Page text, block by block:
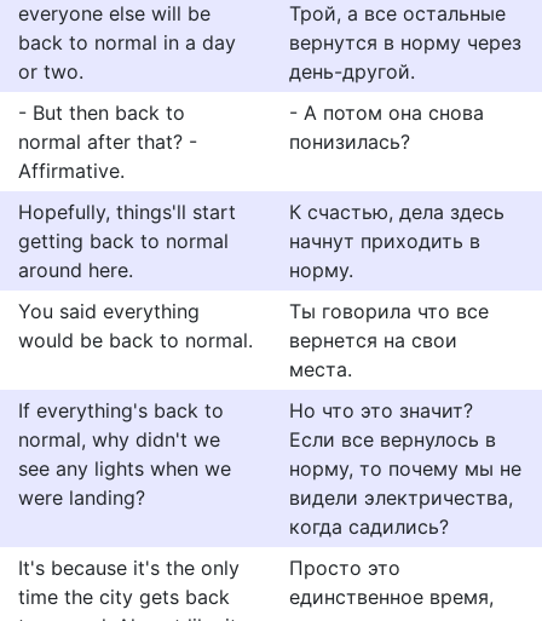
everyone else will be
back to normal in a day
or two.
Трой, а все остальные
вернутся в норму через
день-другой.
- But then back to
normal after that? -
Affirmative.
- А потом она снова
понизилась?
Hopefully, things'll start
getting back to normal
around here.
К счастью, дела здесь
начнут приходить в
норму.
You said everything
would be back to normal.
Ты говорила что все
вернется на свои
места.
If everything's back to
normal, why didn't we
see any lights when we
were landing?
Но что это значит?
Если все вернулось в
норму, то почему мы не
видели электричества,
когда садились?
It's because it's the only
time the city gets back
Просто это
единственное время,